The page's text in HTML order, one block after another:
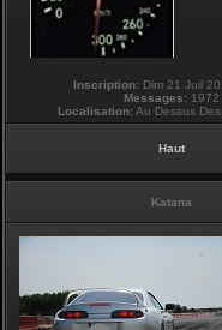
Inscription:Dim 21 Juil
Messages: 1972
Localisation:Au Dessus Des
Haut
Katana